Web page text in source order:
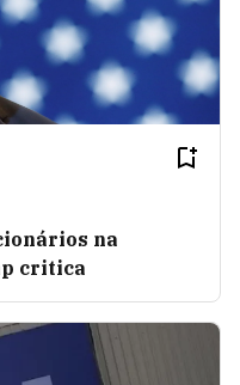
na
critica